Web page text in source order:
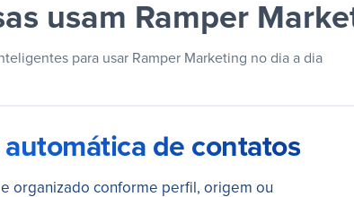
usam Ramper
para usar Ramper Marketing no dia a dia
de contatos
organizado conforme perfil, origem ou